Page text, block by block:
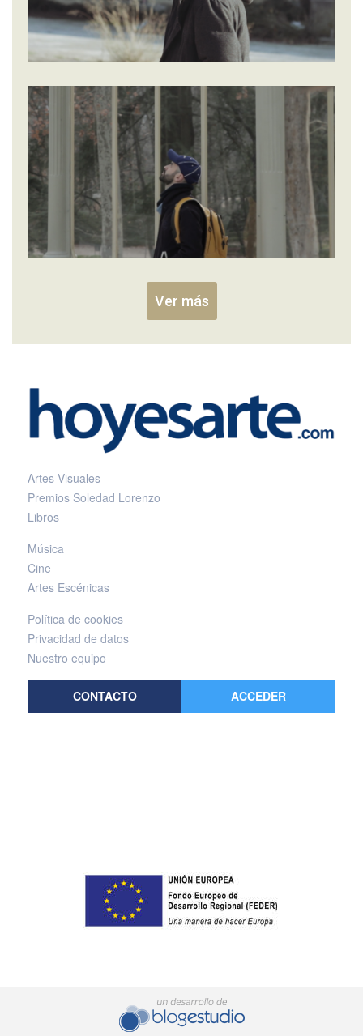
Ver más
Artes Visuales
Premios Soledad Lorenzo
Libros
Música
Cine
Artes Escénicas
Política de cookies
Privacidad de datos
Nuestro equipo
CONTACTO ACCEDER